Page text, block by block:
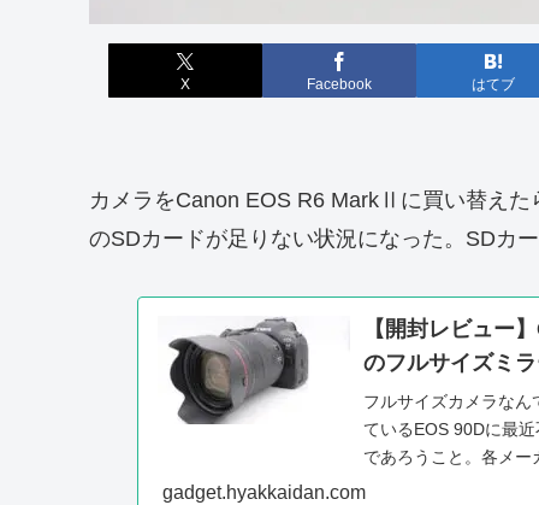
X Facebook はてブ
カメラをCanon EOS R6 MarkⅡに買い替え
のSDカードが足りない状況になった。SDカ
【開封レビュー
のフルサイズミ
フルサイズカメラな
ているEOS 90Dに最
であろうこと。各メ
なりつつあること。...
gadget.hyakkaidan.com